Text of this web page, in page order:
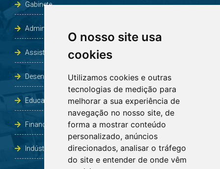
O nosso site usa
cookies
Utilizamos cookies e outras
tecnologias de medição para
melhorar a sua experiência de
navegação no nosso site, de
forma a mostrar conteúdo
personalizado, anúncios
direcionados, analisar o tráfego
do site e entender de onde vêm
Gabinete
Administração e Planejamento
Assistência Social e Habitação
Desenvolvimento e Obras
Educação, Cultura, Desporto, Lazer e Turismo
Finanças
Indústria, Comércio, Agricultura e Meio Ambiente